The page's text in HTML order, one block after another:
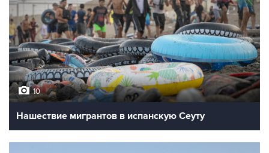
10
Нашествие мигрантов в испанскую Сеуту